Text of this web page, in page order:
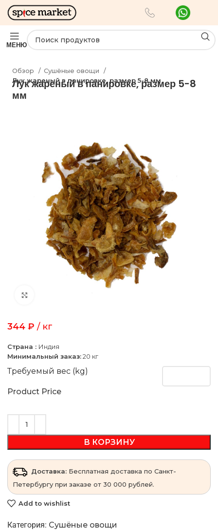
МЕНЮ
Обзор
Сушёные овощи
Лук жареный в панировке, размер 5-8 мм
Лук жареный в панировке, размер 5-8
мм
344 ₽ / кг
Страна : Индия
Минимальный заказ:20 кг
Требуемый вес (kg)
Product Price
В КОРЗИНУ
Доставка: Бесплатная доставка по Санкт-
Петербургу при заказе от 30 000 рублей.
Add to wishlist
Категория: Сушёные овощи